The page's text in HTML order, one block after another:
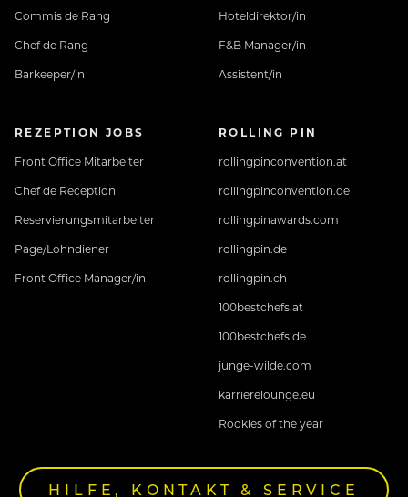
Commis de Rang
Chef de Rang
Barkeeper/in
Hoteldirektor/in
F&B Manager/in
Assistent/in
REZEPTION JOBS
Front Office Mitarbeiter
Chef de Reception
Reservierungsmitarbeiter
Page/Lohndiener
Front Office Manager/in
ROLLING PIN
rollingpinconvention.at
rollingpinconvention.de
rollingpinawards.com
rollingpin.de
rollingpin.ch
100bestchefs.at
100bestchefs.de
junge-wilde.com
karrierelounge.eu
Rookies of the year
HILFE, KONTAKT & SERVICE